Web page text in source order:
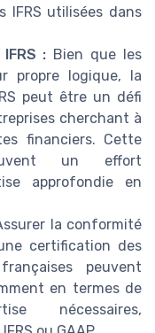
IFRS utilisées dans
: Bien que les
propre logique, la
peut être un défi
cherchant à
financiers. Cette
un effort
approfondie en
la conformité
certification des
peuvent
en termes de
nécessaires,